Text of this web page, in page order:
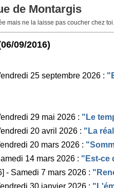
de Montargis
mais ne la laisse pas coucher chez
09/2016)
25 septembre 2026 :
29 mai 2026 : "Le
20 avril 2026 : "La
20 mars 2026 :
14 mars 2026 : "Est-ce
- Samedi 7 mars 2026 :
30 janvier 2026 :